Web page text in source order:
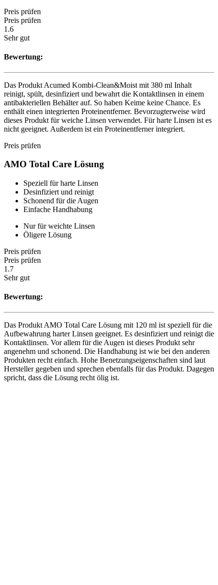
Preis prüfen
Preis prüfen
1.6
Sehr gut
Bewertung:
Das Produkt Acumed Kombi-Clean&Moist mit 380 ml Inhalt
reinigt, spült, desinfiziert und bewahrt die Kontaktlinsen in einem
antibakteriellen Behälter auf. So haben Keime keine Chance. Es
enthält einen integrierten Proteinentferner. Bevorzugterweise wird
dieses Produkt für weiche Linsen verwendet. Für harte Linsen ist es
nicht geeignet. Außerdem ist ein Proteinentferner integriert.
Preis prüfen
AMO Total Care Lösung
Speziell für harte Linsen
Desinfiziert und reinigt
Schonend für die Augen
Einfache Handhabung
Nur für weichte Linsen
Öligere Lösung
Preis prüfen
Preis prüfen
1.7
Sehr gut
Bewertung:
Das Produkt AMO Total Care Lösung mit 120 ml ist speziell für die
Aufbewahrung harter Linsen geeignet. Es desinfiziert und reinigt die
Kontaktlinsen. Vor allem für die Augen ist dieses Produkt sehr
angenehm und schonend. Die Handhabung ist wie bei den anderen
Produkten recht einfach. Hohe Benetzungseigenschaften sind laut
Hersteller gegeben und sprechen ebenfalls für das Produkt. Dagegen
spricht, dass die Lösung recht ölig ist.